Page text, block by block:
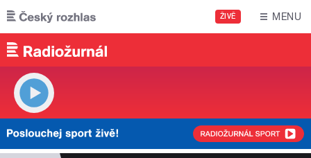
Přejít k hlavnímu obsahu
ŽIVĚ MENU